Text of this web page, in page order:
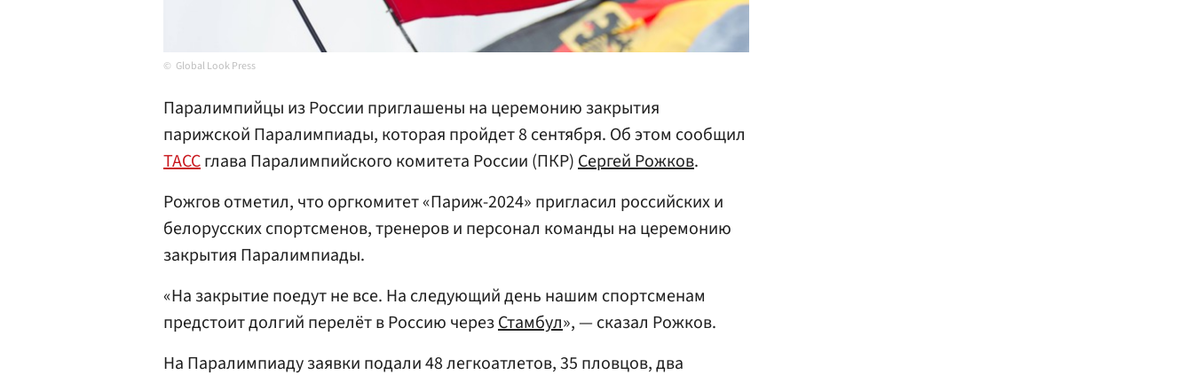
Global Look Press
Паралимпийцы из России приглашены на церемонию закрытия
парижской Паралимпиады, которая пройдет 8 сентября. Об этом сообщил
ТАССглава Паралимпийского комитета России (ПКР)Сергей Рожков.
Рожгов отметил, что оргкомитет «Париж-2024» пригласил российских и
белорусских спортсменов, тренеров и персонал команды на церемонию
закрытия Паралимпиады.
«На закрытие поедут не все. На следующий день нашим спортсменам
предстоит долгий перелёт в Россию черезСтамбул», — сказал Рожков.
На Паралимпиаду заявки подали 48 легкоатлетов, 35 пловцов, два